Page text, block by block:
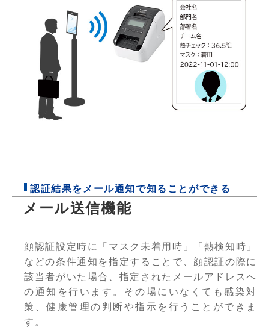
認証結果をメール通知で知ることができる
メール送信機能
顔認証設定時に「マスク未着用時」「熱検知時」
などの条件通知を指定することで、顔認証の際に
該当者がいた場合、指定されたメールアドレスへ
の通知を行います。その場にいなくても感染対
策、健康管理の判断や指示を行うことができま
す。